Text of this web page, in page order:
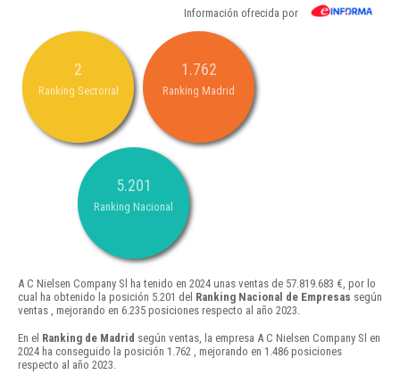
Información ofrecida por
2
Ranking Sectorial
1.762
Ranking Madrid
5.201
Ranking Nacional
A C Nielsen Company Sl ha tenido en 2024 unas ventas de 57.819.683 €, por lo
cual ha obtenido la posición 5.201 del Ranking Nacional de Empresas según
ventas , mejorando en 6.235 posiciones respecto al año 2023.
En el Ranking de Madrid según ventas, la empresa A C Nielsen Company Sl en
2024 ha conseguido la posición 1.762 , mejorando en 1.486 posiciones
respecto al año 2023.